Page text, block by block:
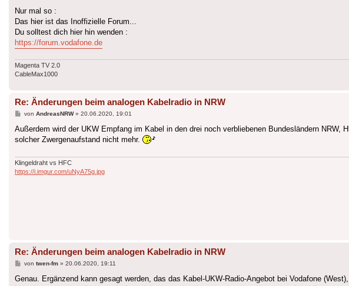
Nur mal so :
Das hier ist das Inoffizielle Forum...
Du solltest dich hier hin wenden :
https://forum.vodafone.de
Magenta TV 2.0
CableMax1000
Re: Änderungen beim analogen Kabelradio in NRW
Beitrag
von AndreasNRW» 20.06.2020, 19:01
Außerdem wird der UKW Empfang im Kabel in den drei noch verbliebenen Bundesländern
solcher Zwergenaufstand nicht mehr.
Klingeldraht vs HFC
https://i.imgur.com/uNyA75g.jpg
Re: Änderungen beim analogen Kabelradio in NRW
Beitrag
von twen-fm» 20.06.2020, 19:11
Genau. Ergänzend kann gesagt werden, das das Kabel-UKW-Radio-Angebot bei Vodafone